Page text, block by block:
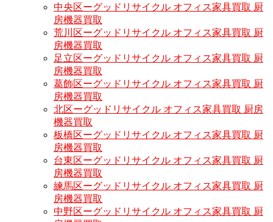
中央区ーグッドリサイクル オフィス家具買取 厨
房機器買取
荒川区ーグッドリサイクル オフィス家具買取 厨
房機器買取
足立区ーグッドリサイクル オフィス家具買取 厨
房機器買取
葛飾区ーグッドリサイクル オフィス家具買取 厨
房機器買取
北区ーグッドリサイクル オフィス家具買取 厨房
機器買取
板橋区ーグッドリサイクル オフィス家具買取 厨
房機器買取
台東区ーグッドリサイクル オフィス家具買取 厨
房機器買取
練馬区ーグッドリサイクル オフィス家具買取 厨
房機器買取
中野区ーグッドリサイクル オフィス家具買取 厨